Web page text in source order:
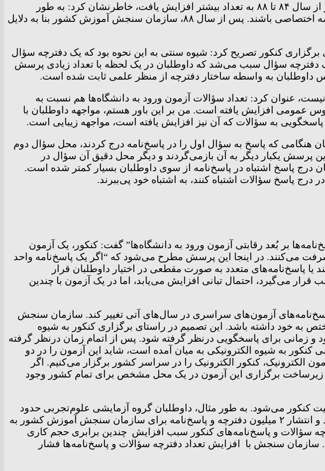
رئیس سازمان سنجش کشور با بیان اینکه دفترچه‌ و پاسخ‌نامه کنکور برای نخستین‌بار از سال ۸۴ تا ۸۸ به تعداد بیشتر افزایش یافت، خاطرنشان کرد: به طور
طبیعی، این انتظار وجود دارد که هرکدام از دروس دارای یک دفترچه سؤال و پاسخ‌نامه اختصاصی باشند. پس از سال ۸۸، سازمان سنجش آموزش کشور بنا به دلایل
کنکور تصریح کرد: شیوه سنتی به این نحوه بود که یک دفترچه سؤال
کنکور با یک دفترچه سؤال سبب می‌شد که داوطلبان در یک لحظه با تعداد زیادی پرسش
داوطلبان به واسطه ساختار دفترچه از منظر علمی ثابت شده است.
تغییرات دفترچه‌های سؤالات کنکور ۱۴۰۲ فقط “ظاهری” نیست، عنوان کرد: تعداد سؤالات آزمون ورود به دانشگاه‌ها هم نسبت به
افزایش یافته است. من بر این باور هستم، مواجهه داوطلبان با
به سؤالات که آن نیز افزایش یافته است، مواجهه‌ زیبایی است.
هنگامی که پاسخ به سؤال اول را در پاسخ‌نامه درج کردند، محل سؤال دوم
پرسش یکبار دیگر به آن بازمی‌گردند و دیگر محل دقیق آن سؤال در
درج پاسخ اشتباه در پاسخ‌نامه از سوی داوطلبان بسیار کمتر شده است.
پاسخ سؤالات اشتباه کنند، به اشتباه خود پی‌ببرند.
بر بُعد رقابتی آزمون ورود به دانشگاه‌ها” گفت: کنکور، یک آزمون
می‌کنند. در اینجا این پرسش مطرح می‌شود که “اگر یک پاسخ‌نامه واحد
پاسخ‌نامه‌های متعدد به صورت مقطعی در اختیار داوطلبان قرار
می‌گیرد، احتمال تبانی افزایش می‌یابد، اما در یک آزمون با چندین
آزمون‌های سراسری در سال‌های آتی تغییر کند. سازمان سنجش
به خود داشته باشد. این تصمیم در راستای برگزاری کنکور به شیوه
زمانی برای پاسخگویی درنظر گرفته شود. پس از اتمام زمان درنظر گرفته
به شیوه الکترونیکی به میان آمده است، شاید این آزمون را در دو
الکترونیک، کنکور الکترونیک را در سراسر کشور برگزار می‌کنیم. اگر
که زیرساخت برگزاری این آزمون در یک محل مشخص برای تمام کشور وجود
کنکور می‌شود. به طور مثال، داوطلبان گروه آزمایشی علوم‌تجربی حدود
۵۰۰ هزار نفر هستند که ۴ دفترچه سؤال و پاسخ‌نامه در اختیار آنها قرار می‌گیرد. تولید و انتشار ۲ میلیون دفترچه و پاسخ‌نامه برای سازمان سنجش آموزش کشور به
سؤالات و پاسخ‌نامه‌های کنکور سبب افزایش چندین برابری حجم کاری
سنجش با افزایش تعداد دفترچه سؤالات و پاسخ‌نامه‌ها فشار